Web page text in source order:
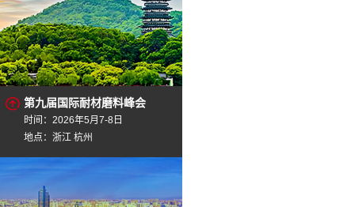
第九届国际耐材磨料峰会
时间：2026年5月7-8日
地点：浙江 杭州